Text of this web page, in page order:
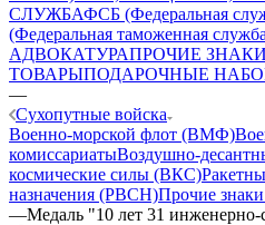
СЛУЖБАФСБ (Федеральная
(Федеральная таможенная
АДВОКАТУРАПРОЧИЕ ЗНАКИ
ТОВАРЫПОДАРОЧНЫЕ
—
Сухопутные войска
Военно-морской флот (ВМФ)
комиссариатыВоздушно-
космические силы (ВКС)
назначения (РВСН)Прочие
—Медаль "10 лет 31